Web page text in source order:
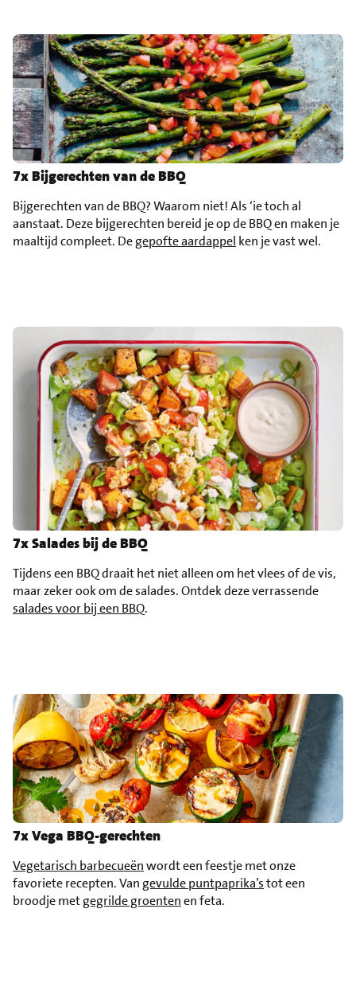
7x Bijgerechten van de BBQ
Bijgerechten van de BBQ? Waarom niet! Als ‘ie toch al
aanstaat. Deze bijgerechten bereid je op de BBQ en maken je
maaltijd compleet. Degepofte aardappel ken je vast wel.
7x Salades bij de BBQ
Tijdens een BBQ draait het niet alleen om het vlees of de vis,
maar zeker ook om de salades. Ontdek deze verrassende
salades voor bij een BBQ.
7x Vega BBQ-gerechten
Vegetarisch barbecueënwordt een feestje met onze
favoriete recepten. Van gevulde puntpaprika’stot een
broodje metgegrilde groentenen feta.